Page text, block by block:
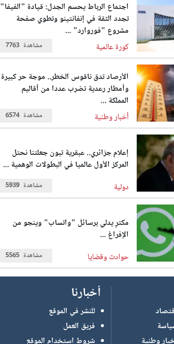
اجتماع الرباط يحسم الجدل: قيادة "الفيفا"
تجدد الثقة في إنفانتينو وتطوي صفحة
مشروع "فوروارد" ...
كورة عالمية
مشاهدة 7763
الأرصاد تدق ناقوس الخطر.. موجة حر كبيرة
وأمطار رعدية تضرب عددا من أقاليم
المملكة ...
أخبار وطنية
مشاهدة 6574
إعلام جزائري.. عبقرية تبون جعلتنا نحتل
المركز الأول عالميا في البطولات الوهمية ...
دولية
مشاهدة 5939
مكترٍ يدلي برسائل "واتساب" وينجو من
الإفراغ ...
حوادث وقضايا
مشاهدة 5565
أخبارنا
للنشر في الموقع
فريق العمل